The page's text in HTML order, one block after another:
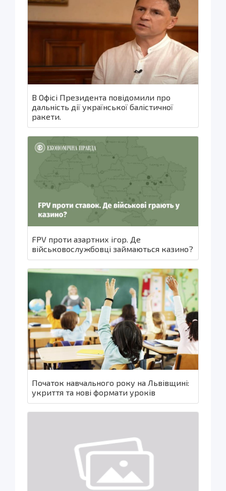
В Офісі Президента повідомили про
дальність дії української балістичної
ракети.
FPV проти азартних ігор. Де
військовослужбовці займаються казино?
Початок навчального року на Львівщині:
укриття та нові формати уроків